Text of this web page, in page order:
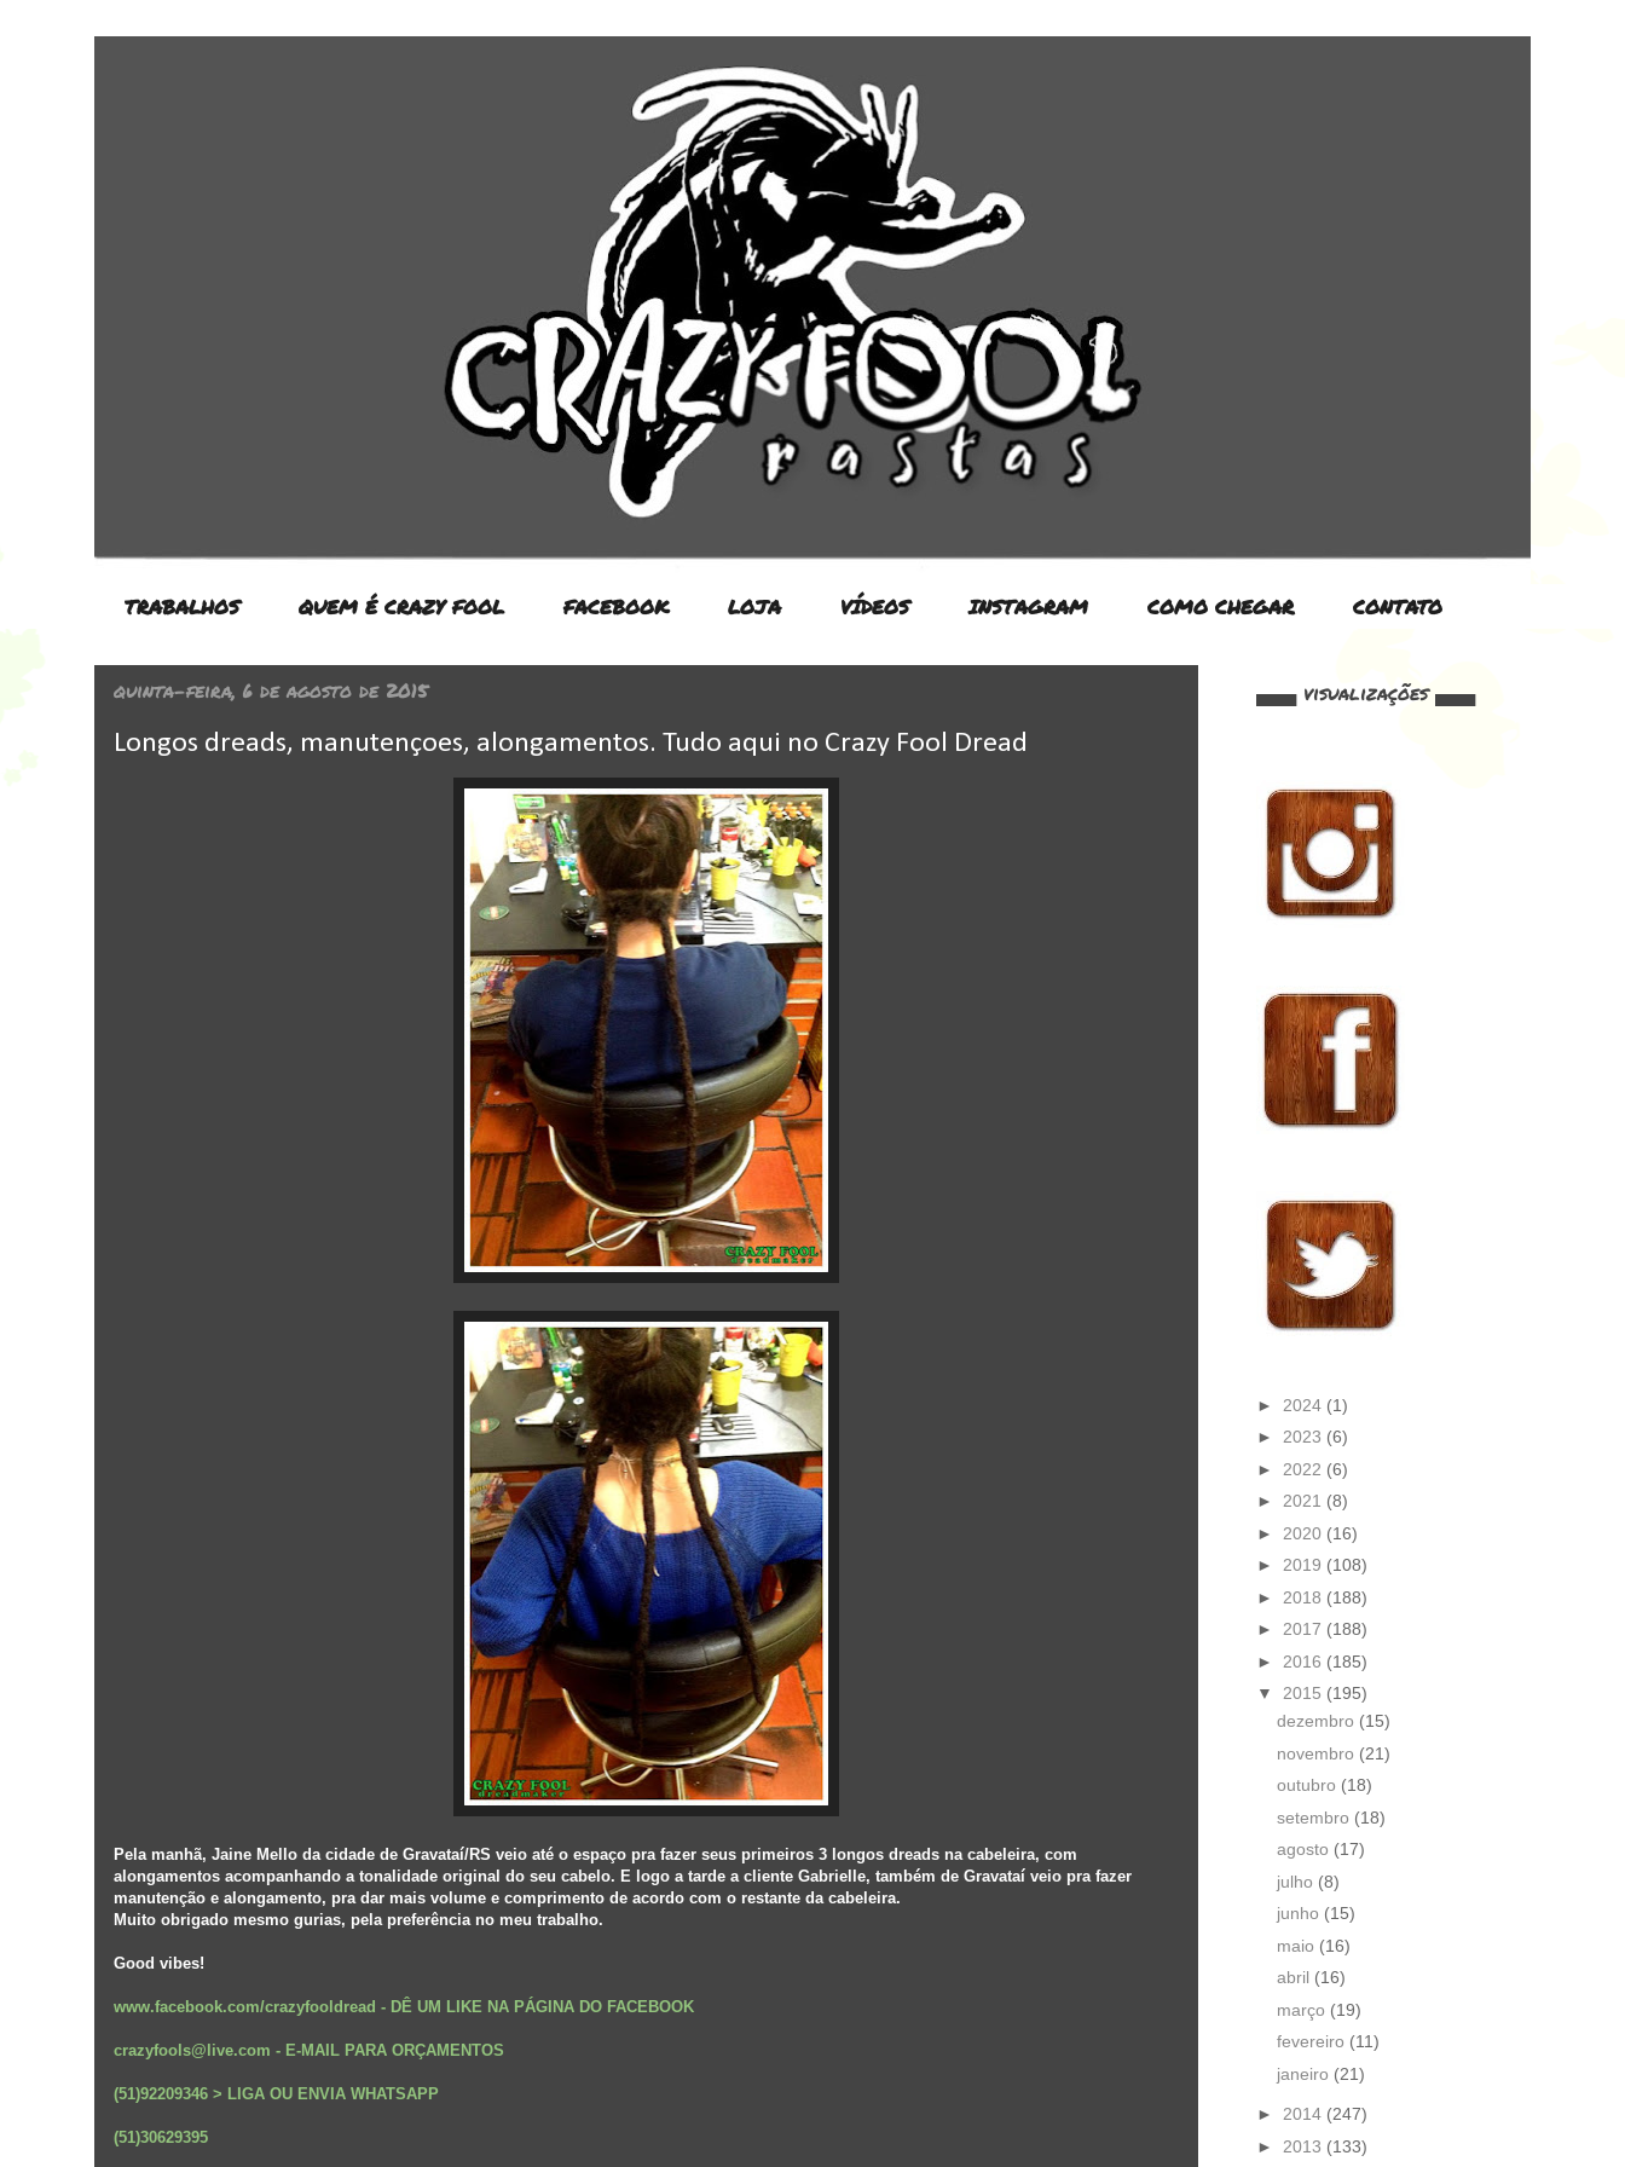
TRABALHOS QUEM É CRAZY FOOL FACEBOOK LOJA VÍDEOS INSTAGRAM COMO CHEGAR CONTATO
quinta-feira, 6 de agosto de 2015
Longos dreads, manutençoes, alongamentos. Tudo aqui no Crazy Fool Dread
Pela manhã, Jaine Mello da cidade de Gravataí/RS veio até o espaço pra fazer seus primeiros 3 longos dreads na cabeleira, com
alongamentos acompanhando a tonalidade original do seu cabelo. E logo a tarde a cliente Gabrielle, também de Gravataí veio pra fazer
manutenção e alongamento, pra dar mais volume e comprimento de acordo com o restante da cabeleira.
Muito obrigado mesmo gurias, pela preferência no meu trabalho.
Good vibes!
www.facebook.com/crazyfooldread - DÊ UM LIKE NA PÁGINA DO FACEBOOK
crazyfools@live.com - E-MAIL PARA ORÇAMENTOS
(51)92209346 > LIGA OU ENVIA WHATSAPP
(51)30629395
▄▄▄ visualizações ▄▄▄
► 2024 (1)
► 2023 (6)
► 2022 (6)
► 2021 (8)
► 2020 (16)
► 2019 (108)
► 2018 (188)
► 2017 (188)
► 2016 (185)
▼ 2015 (195)
dezembro (15)
novembro (21)
outubro (18)
setembro (18)
agosto (17)
julho (8)
junho (15)
maio (16)
abril (16)
março (19)
fevereiro (11)
janeiro (21)
► 2014 (247)
► 2013 (133)